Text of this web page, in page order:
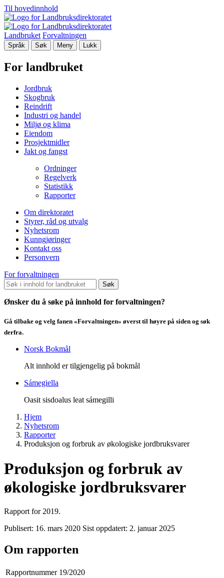
Til hovedinnhold
Landbruket Forvaltningen
Språk Søk Meny Lukk
For landbruket
Jordbruk
Skogbruk
Reindrift
Industri og handel
Miljø og klima
Eiendom
Prosjektmidler
Jakt og fangst
Ordninger
Regelverk
Statistikk
Rapporter
Om direktoratet
Styrer, råd og utvalg
Nyhetsrom
Kunngjøringer
Kontakt oss
Personvern
For forvaltningen
Søk
Ønsker du å søke på innhold for forvaltningen?
Gå tilbake og velg fanen «Forvaltningen» øverst til høyre på siden og søk
derfra.
Norsk Bokmål
Alt innhold er tilgjengelig på bokmål
Sámegiella
Oasit sisdoalus leat sámegilli
Hjem
Nyhetsrom
Rapporter
Produksjon og forbruk av økologiske jordbruksvarer
Produksjon og forbruk av
økologiske jordbruksvarer
Rapport for 2019.
Publisert: 16. mars 2020 Sist oppdatert: 2. januar 2025
Om rapporten
Rapportnummer 19/2020